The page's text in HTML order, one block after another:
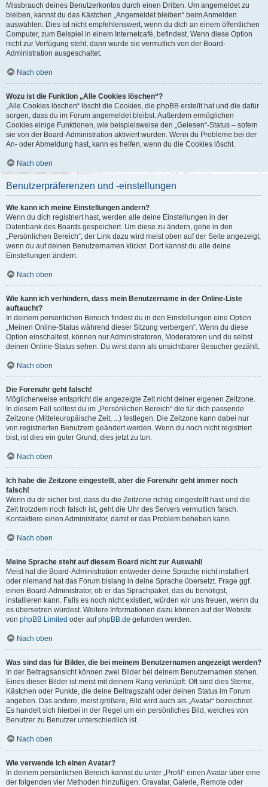
Missbrauch deines Benutzerkontos durch einen Dritten. Um angemeldet zu
bleiben, kannst du das Kästchen „Angemeldet bleiben“ beim Anmelden
auswählen. Dies ist nicht empfehlenswert, wenn du dich an einem öffentlichen
Computer, zum Beispiel in einem Internetcafé, befindest. Wenn diese Option
nicht zur Verfügung steht, dann wurde sie vermutlich von der Board-
Administration ausgeschaltet.
Nach oben
Wozu ist die Funktion „Alle Cookies löschen“?
„Alle Cookies löschen“ löscht die Cookies, die phpBB erstellt hat und die dafür
sorgen, dass du im Forum angemeldet bleibst. Außerdem ermöglichen
Cookies einige Funktionen, wie beispielsweise den „Gelesen“-Status – sofern
sie von der Board-Administration aktiviert wurden. Wenn du Probleme bei der
An- oder Abmeldung hast, kann es helfen, wenn du die Cookies löscht.
Nach oben
Benutzerpräferenzen und -einstellungen
Wie kann ich meine Einstellungen ändern?
Wenn du dich registriert hast, werden alle deine Einstellungen in der
Datenbank des Boards gespeichert. Um diese zu ändern, gehe in den
„Persönlichen Bereich“; der Link dazu wird meist oben auf der Seite angezeigt,
wenn du auf deinen Benutzernamen klickst. Dort kannst du alle deine
Einstellungen ändern.
Nach oben
Wie kann ich verhindern, dass mein Benutzername in der Online-Liste
auftaucht?
In deinem persönlichen Bereich findest du in den Einstellungen eine Option
„Meinen Online-Status während dieser Sitzung verbergen“. Wenn du diese
Option einschaltest, können nur Administratoren, Moderatoren und du selbst
deinen Online-Status sehen. Du wirst dann als unsichtbarer Besucher gezählt.
Nach oben
Die Forenuhr geht falsch!
Möglicherweise entspricht die angezeigte Zeit nicht deiner eigenen Zeitzone.
In diesem Fall solltest du im „Persönlichen Bereich“ die für dich passende
Zeitzone (Mitteleuropäische Zeit, ...) festlegen. Die Zeitzone kann dabei nur
von registrierten Benutzern geändert werden. Wenn du noch nicht registriert
bist, ist dies ein guter Grund, dies jetzt zu tun.
Nach oben
Ich habe die Zeitzone eingestellt, aber die Forenuhr geht immer noch
falsch!
Wenn du dir sicher bist, dass du die Zeitzone richtig eingestellt hast und die
Zeit trotzdem noch falsch ist, geht die Uhr des Servers vermutlich falsch.
Kontaktiere einen Administrator, damit er das Problem beheben kann.
Nach oben
Meine Sprache steht auf diesem Board nicht zur Auswahl!
Meist hat die Board-Administration entweder deine Sprache nicht installiert
oder niemand hat das Forum bislang in deine Sprache übersetzt. Frage ggf.
einen Board-Administrator, ob er das Sprachpaket, das du benötigst,
installieren kann. Falls es noch nicht existiert, würden wir uns freuen, wenn du
es übersetzen würdest. Weitere Informationen dazu können auf der Website
von phpBB Limited oder aufphpBB.de gefunden werden.
Nach oben
Was sind das für Bilder, die bei meinem Benutzernamen angezeigt werden?
In der Beitragsansicht können zwei Bilder bei deinem Benutzernamen stehen.
Eines dieser Bilder ist meist mit deinem Rang verknüpft: Oft sind dies Sterne,
Kästchen oder Punkte, die deine Beitragszahl oder deinen Status im Forum
angeben. Das andere, meist größere, Bild wird auch als „Avatar“ bezeichnet.
Es handelt sich hierbei in der Regel um ein persönliches Bild, welches von
Benutzer zu Benutzer unterschiedlich ist.
Nach oben
Wie verwende ich einen Avatar?
In deinem persönlichen Bereich kannst du unter „Profil“ einen Avatar über eine
der folgenden vier Methoden hinzufügen: Gravatar, Galerie, Remote oder